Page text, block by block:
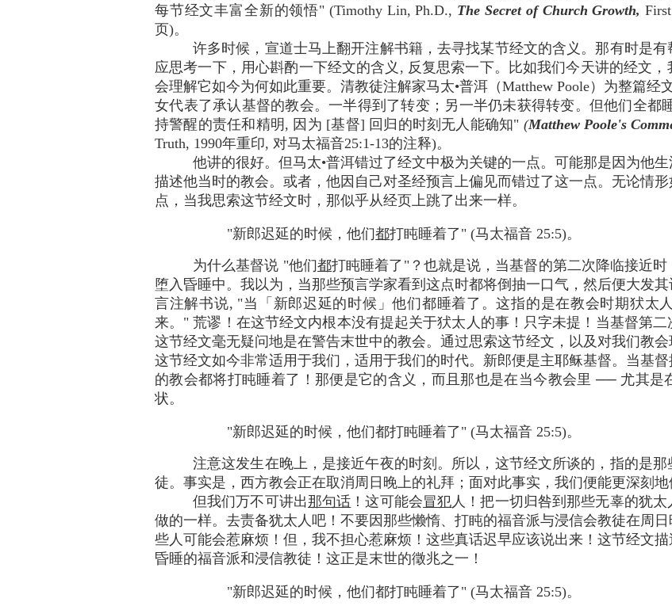
每节经文丰富全新的领悟" (Timothy Lin, Ph.D., The Secret of Church Growth,
页)。
许多时候，宣道士马上翻开注解书籍，去寻找某节经文的含义。那有时是
应思考一下，用心斟酌一下经文的含义, 反复思索一下。比如我们今天讲的经文
会理解它如今为何如此重要。清教徒注解家马太•普洱（Matthew Poole）为整篇
女代表了承认基督的教会。一半得到了转变；另一半仍未获得转变。但他们全都
持警醒的责任和精明, 因为 [基督] 回归的时刻无人能确知" (Matthew Poole's
Truth, 1990年重印, 对马太福音25:1-13的注释)。
他讲的很好。但马太•普洱错过了经文中极为关键的一点。可能那是因为他
描述他当时的教会。或者，他因自己对圣经预言上偏见而错过了这一点。无论情
点，当我思索这节经文时，那似乎从经页上跳了出来一样。
"新郎迟延的时候，他们都打盹睡着了" (马太福音 25:5)。
为什么基督说 "他们都打盹睡着了"？也就是说，当基督的第二次降临接近
堕入昏睡中。我以为，当那些预言学家看到这点时都将倒抽一口气，然后便大发
言注解书说, "当「新郎迟延的时候」他们都睡着了。这指的是在教会时期犾太
来。" 荒谬！在这节经文内根本没有提起关于犾太人的事！只字未提！当基督第二
这节经文毫无疑问地是在警告末世中的教会。通过思索这节经文，以及对我们教
这节经文如今非常适用于我们，适用于我们的时代。新郎便是主耶稣基督。当基
的教会都将打盹睡着了！那便是它的含义，而且那也是在当今教会里 ── 尤其
状。
"新郎迟延的时候，他们都打盹睡着了" (马太福音 25:5)。
注意这发生在晚上，是接近午夜的时刻。所以，这节经文所谈的，指的是
徒。事实是，西方教会正在取消周日晚上的礼拜；面对此事实，我们便能更深刻地
但我们万不可讲出那句话 ！这可能会冒犯人！把一切归咎到那些无辜的犹
做的一样。去责备犹太人吧！不要因那些懒惰、打盹的福音派与浸信会教徒在周
些人可能会惹麻烦！但，我不担心惹麻烦！这些真话迟早应该说出来！这节经文描
昏睡的福音派和浸信教徒！这正是末世的徵兆之一！
"新郎迟延的时候，他们都打盹睡着了" (马太福音 25:5)。